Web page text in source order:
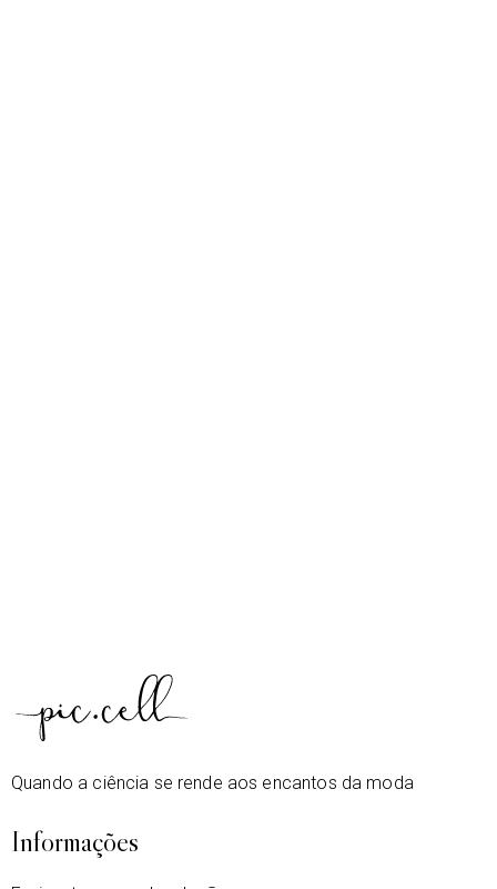
Quando a ciência se rende aos encantos da moda
Informações